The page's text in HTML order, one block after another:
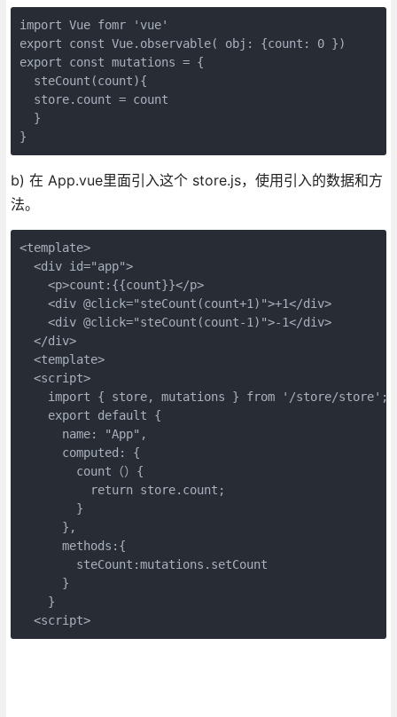
import Vue fomr 'vue'
export const Vue.observable( obj: {count: 0 })
export const mutations = {
  steCount(count){
  store.count = count
  }
}
b) 在 App.vue里面引入这个 store.js，使用引入的数据和方
法。
<template>
  <div id="app">
    <p>count:{{count}}</p>
    <div @click="steCount(count+1)">+1</div>
    <div @click="steCount(count-1)">-1</div>
  </div>
  <template>
  <script>
    import { store, mutations } from '/store/store';
    export default {
      name: "App",
      computed: {
        count（）{
          return store.count;
        }
      },
      methods:{
        steCount:mutations.setCount
      }
    }
  <script>